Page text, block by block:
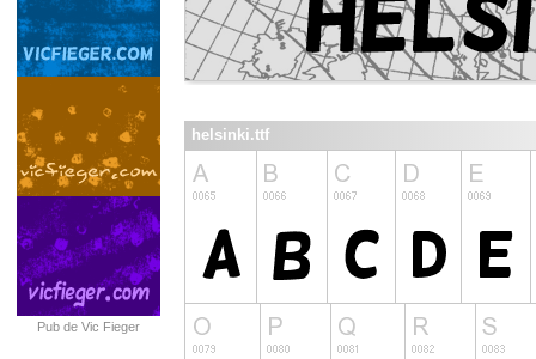
Pub de Vic Fieger
helsinki.ttf